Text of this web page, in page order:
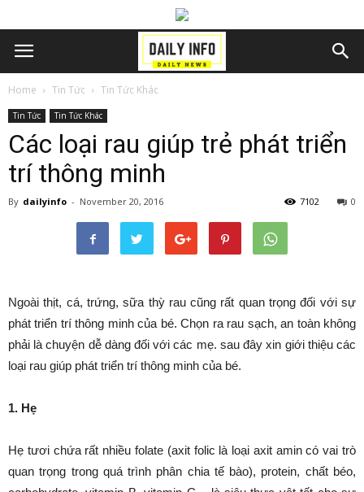
Home Tin Tức Tin Tức Khác
Tin Tức Tin Tức Khác
Các loại rau giúp trẻ phát triển
trí thông minh
By dailyinfo - November 20, 2016 0
7102
Ngoài thịt, cá, trứng, sữa thỳ rau cũng rất quan trọng đối với sự
phát triển trí thông minh của bé. Chọn ra rau sạch, an toàn không
phải là chuyện dễ dàng đối với các mẹ. sau đây xin giới thiệu các
loại rau giúp phát triển trí thông minh của bé.
1. Hẹ
Hẹ tươi chứa rất nhiều folate (axit folic là loại axit amin có vai trò
quan trọng trong quá trình phân chia tế bào), protein, chất béo,